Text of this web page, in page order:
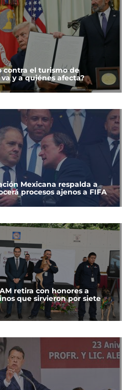
el turismo de
y a quiénes afecta?
Mexicana respalda a
procesos ajenos a FIFA
retira con honores a
que sirvieron por siete